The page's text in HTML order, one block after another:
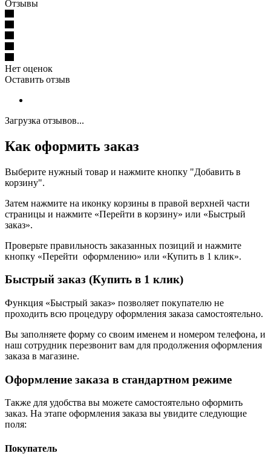
Отзывы
Нет оценок
Оставить отзыв
Загрузка отзывов...
Как оформить заказ
Выберите нужный товар и нажмите кнопку "Добавить в
корзину".
Затем нажмите на иконку корзины в правой верхней части
страницы и нажмите «Перейти в корзину» или «Быстрый
заказ».
Проверьте правильность заказанных позиций и нажмите
кнопку «Перейти оформлению» или «Купить в 1 клик».
Быстрый заказ (Купить в 1 клик)
Функция «Быстрый заказ» позволяет покупателю не
проходить всю процедуру оформления заказа самостоятельно.
Вы заполняете форму со своим именем и номером телефона, и
наш сотрудник перезвонит вам для продолжения оформления
заказа в магазине.
Оформление заказа в стандартном режиме
Также для удобства вы можете самостоятельно оформить
заказ. На этапе оформления заказа вы увидите следующие
поля:
Покупатель